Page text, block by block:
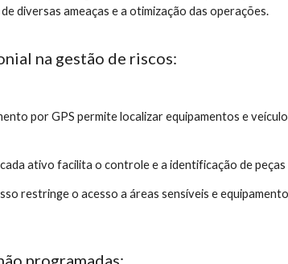
diversas ameaças e a otimização das operações.
na gestão de riscos:
por GPS permite localizar equipamentos e
ativo facilita o controle e a identificação de
restringe o acesso a áreas sensíveis e
programadas: